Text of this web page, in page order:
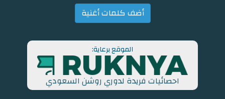
أضف كلمات أغنية
الموقع برعاية:
احصائيات فريدة لدوري روشن السعودي